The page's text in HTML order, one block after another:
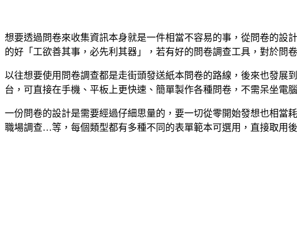
想要透過問卷來收集資訊本身就是一件相當不容易的事，從問卷的
的好「工欲善其事，必先利其器」，若有好的問卷調查工具，對於問
以往想要使用問卷調查都是走街頭發送紙本問卷的路線，後來也發展
台，可直接在手機、平板上更快速、簡單製作各種問卷，不需呆坐電
一份問卷的設計是需要經過仔細思量的，要一切從零開始發想也相當
職場調查…等，每個類型都有多種不同的表單範本可選用，直接取用